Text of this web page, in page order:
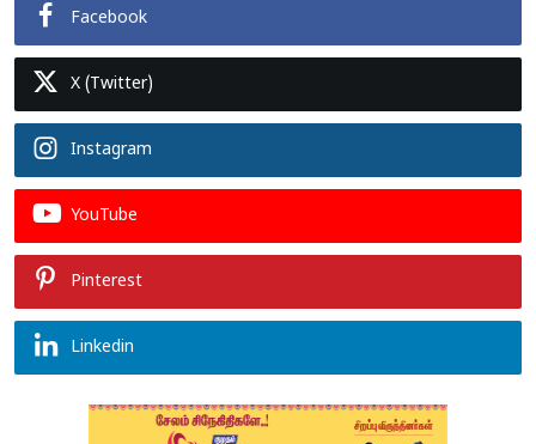
Facebook
X (Twitter)
Instagram
YouTube
Pinterest
Linkedin